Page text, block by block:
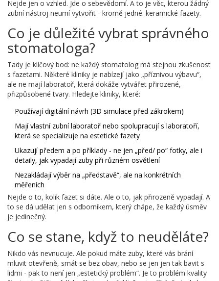
Nejde jen o vzhled. Jde o sebevědomí. A to je věc, kterou žádný
zubní nástroj neumí vytvořit - kromě jedné: keramické fazety.
Co je důležité vybrat správného
stomatologa?
Tady je klíčový bod: ne každý stomatolog má stejnou zkušenost
s fazetami. Některé kliniky je nabízejí jako „příznivou výbavu“,
ale ne mají laboratoř, která dokáže vytvářet přirozené,
přizpůsobené tvary. Hledejte kliniky, které:
Používají digitální návrh (3D simulace před zákrokem)
Mají vlastní zubní laboratoř nebo spolupracují s laboratoří,
která se specializuje na estetické fazety
Ukazují předem a po příklady - ne jen „před/ po“ fotky, ale i
detaily, jak vypadají zuby při různém osvětlení
Nezakládají výběr na „představě“, ale na konkrétních
měřeních
Nejde o to, kolik fazet si dáte. Ale o to, jak přirozeně vypadají. A
to se dá udělat jen s odborníkem, který chápe, že každý úsměv
je jedinečný.
Co se stane, když to neuděláte?
Nikdo vás nevnucuje. Ale pokud máte zuby, které vás brání
mluvit otevřeně, smát se bez obav, nebo se jen jen tak bavit s
lidmi - pak to není jen „estetický problém“. Je to problém kvality